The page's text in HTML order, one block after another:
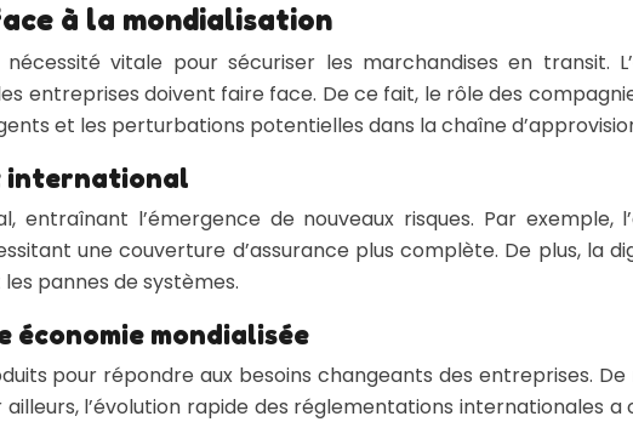
à la mondialisation
vitale pour sécuriser les marchandises en transit.
entreprises doivent faire face. De ce fait, le rôle des
et les perturbations potentielles dans la chaîne
international
l’émergence de nouveaux risques. Par exemple,
une couverture d’assurance plus complète. De plus, la
pannes de systèmes.
économie mondialisée
pour répondre aux besoins changeants des entreprises. De
l’évolution rapide des réglementations internationales a